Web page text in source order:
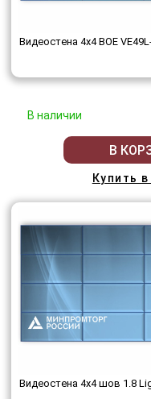
Видеостена 4x4 BOE
В наличии
В
Купить
Видеостена 4x4 шов 1.8